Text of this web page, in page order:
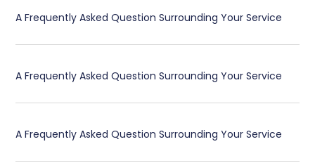
A Frequently Asked Question Surrounding Your Service
A Frequently Asked Question Surrounding Your Service
A Frequently Asked Question Surrounding Your Service